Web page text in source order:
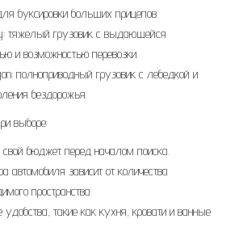
буксировки больших прицепов.
тяжелый грузовик с выдающейся
и возможностью перевозки.
полноприводный грузовик с лебедкой и
бездорожья.
выборе:
бюджет перед началом поиска.
автомобиля зависит от количества
пространства.
удобства, такие как кухня, кровати и ванные